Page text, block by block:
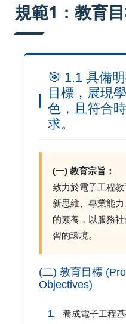
規範1：教育
🎯 1.1 具備
目標，展現
色，且符合
求。
(一) 教育宗旨：
致力於電子工程
新思維、專業能
的素養，以服務
習的環境。
(二) 教育目標
Objectives)
1.
養成電子工程